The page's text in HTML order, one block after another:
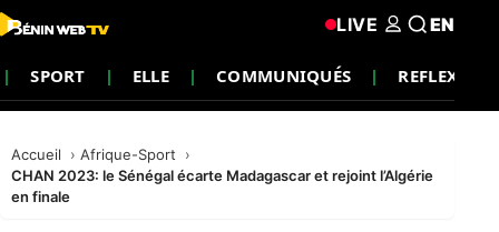
SPORT ELLE COMMUNIQUÉS REFLEXION
LIVE EN
Accueil
Afrique-Sport
CHAN 2023: le Sénégal écarte Madagascar et rejoint l’Algérie
en finale